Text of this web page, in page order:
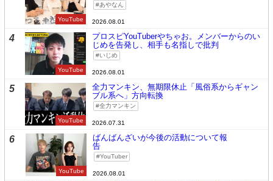
YouTube
あやなん
2026.08.01
4
YouTube
プロスピYouTuberやちゃお。メンバーからのい
じめを告発し、相手も名指しで批判
いじめ
2026.08.01
5
YouTube
全力マンキン、無期限休止「風俗系からギャン
ブル系へ」方向転換
全力マンキン
2026.07.31
6
YouTube
ばんばんざいが今後の活動について報
告
YouTuber
2026.08.01